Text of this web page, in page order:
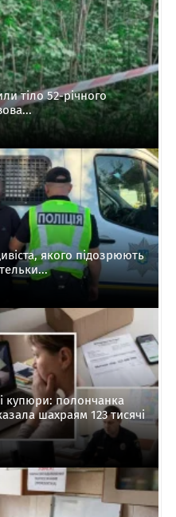
тіло 52-річного
якого підозрюють
купюри: полончанка
шахраям 123 тисячі